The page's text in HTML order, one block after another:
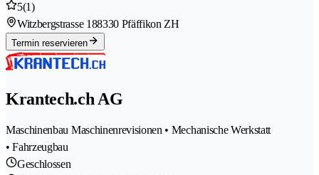
5(1)
Witzbergstrasse 188330 Pfäffikon ZH
Termin reservieren
Krantech.ch AG
Maschinenbau Maschinenrevisionen • Mechanische Werkstatt
• Fahrzeugbau
Geschlossen